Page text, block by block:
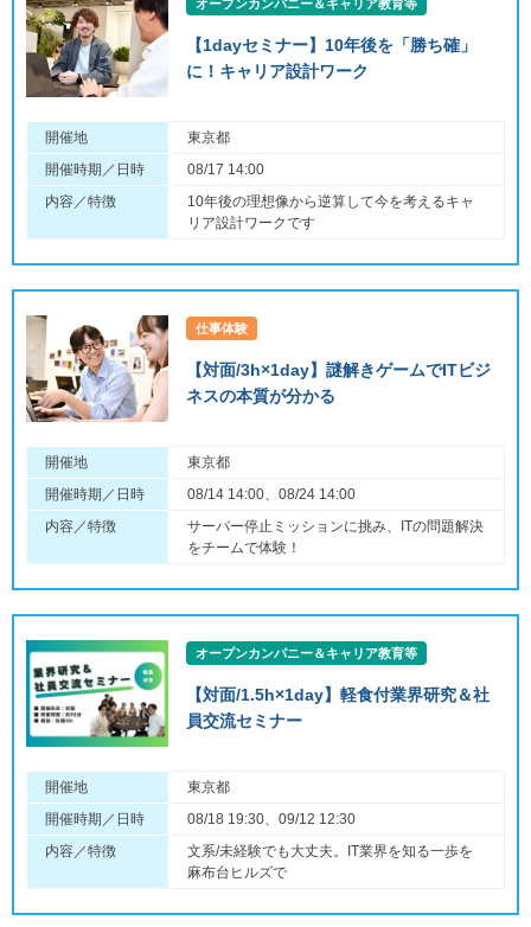
オープンカンパニー＆キャリア教育等
【1dayセミナー】10年後を「勝ち確」
に！キャリア設計ワーク
開催地
東京都
開催時期／日時
08/17 14:00
内容／特徴
10年後の理想像から逆算して今を考えるキャ
リア設計ワークです
仕事体験
【対面/3h×1day】謎解きゲームでITビジ
ネスの本質が分かる
開催地
東京都
開催時期／日時
08/14 14:00、08/24 14:00
内容／特徴
サーバー停止ミッションに挑み、ITの問題解決
をチームで体験！
オープンカンパニー＆キャリア教育等
【対面/1.5h×1day】軽食付業界研究＆社
員交流セミナー
開催地
東京都
開催時期／日時
08/18 19:30、09/12 12:30
内容／特徴
文系/未経験でも大丈夫。IT業界を知る一歩を
麻布台ヒルズで